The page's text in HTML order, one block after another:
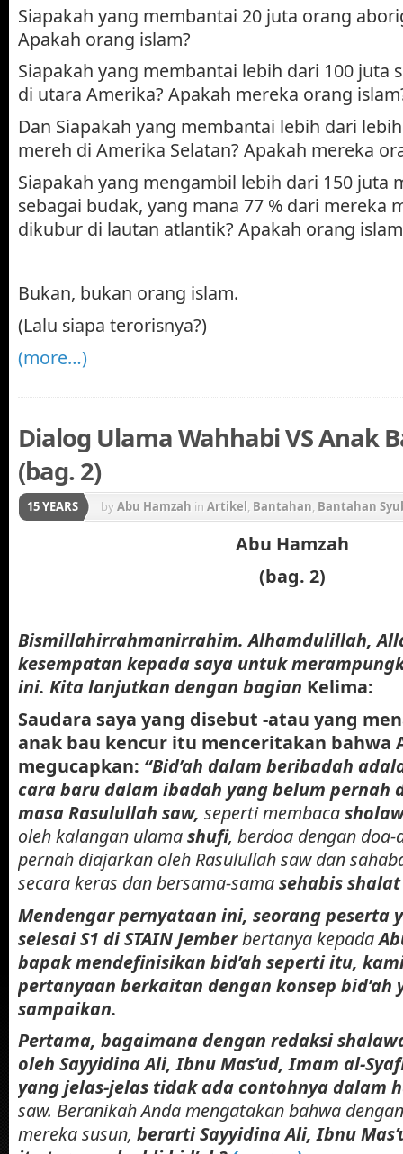
Siapakah yang membantai 20 juta orang
Apakah orang islam?
Siapakah yang membantai lebih dari 100 juta
di utara Amerika? Apakah mereka orang
Dan Siapakah yang membantai lebih dari
mereh di Amerika Selatan? Apakah mereka
Siapakah yang mengambil lebih dari 150 juta
sebagai budak, yang mana 77 % dari mereka
dikubur di lautan atlantik? Apakah orang
Bukan, bukan orang islam.
(Lalu siapa terorisnya?)
(more…)
Dialog Ulama Wahhabi VS Anak
(bag. 2)
15 YEARS byAbu Hamzah in Artikel Bantahan Bantahan
Abu Hamzah
(bag. 2)
Bismillahirrahmanirrahim. Alhamdulillah,
kesempatan kepada saya untuk
ini. Kita lanjutkan dengan bagian Kelima:
Saudara saya yang disebut -atau yang
anak bau kencur itu menceritakan bahwa
megucapkan: “Bid’ah dalam beribadah
cara baru dalam ibadah yang belum pernah
masa Rasulullah saw, seperti membaca
oleh kalangan ulamashufi, berdoa dengan
pernah diajarkan oleh Rasulullah saw dan
secara keras dan bersama-samasehabis
Mendengar pernyataan ini, seorang peserta
selesai S1 di STAIN Jemberbertanya kepada
bapak mendefinisikan bid’ah seperti itu,
pertanyaan berkaitan dengan konsep bid’ah
sampaikan.
Pertama, bagaimana dengan redaksi
oleh Sayyidina Ali, Ibnu Mas’ud, Imam al-
yang jelas-jelas tidak ada contohnya dalam
saw. Beranikah Anda mengatakan bahwa
mereka susun, berarti Sayyidina Ali, Ibnu